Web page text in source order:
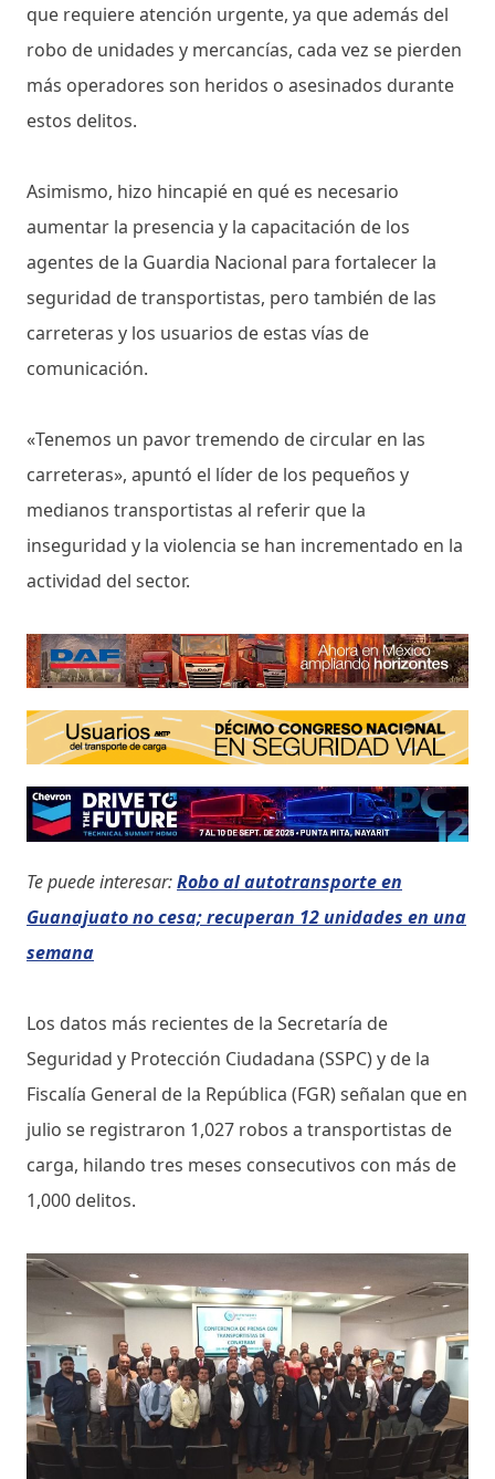
que requiere atención urgente, ya que además del
robo de unidades y mercancías, cada vez se pierden
más operadores son heridos o asesinados durante
estos delitos.
Asimismo, hizo hincapié en qué es necesario
aumentar la presencia y la capacitación de los
agentes de la Guardia Nacional para fortalecer la
seguridad de transportistas, pero también de las
carreteras y los usuarios de estas vías de
comunicación.
«Tenemos un pavor tremendo de circular en las
carreteras», apuntó el líder de los pequeños y
medianos transportistas al referir que la
inseguridad y la violencia se han incrementado en la
actividad del sector.
Te puede interesar:Robo al autotransporte en
Guanajuato no cesa; recuperan 12 unidades en una
semana
Los datos más recientes de la Secretaría de
Seguridad y Protección Ciudadana (SSPC) y de la
Fiscalía General de la República (FGR) señalan que en
julio se registraron 1,027 robos a transportistas de
carga, hilando tres meses consecutivos con más de
1,000 delitos.